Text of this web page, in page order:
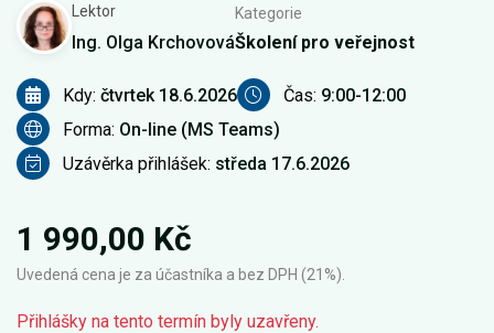
Lektor
Ing. Olga Krchovová
Kategorie
Školení pro veřejnost
Kdy: čtvrtek 18.6.2026 Čas: 9:00-12:00
Forma: On-line (MS Teams)
Uzávěrka přihlášek: středa 17.6.2026
1 990,00 Kč
Uvedená cena je za účastníka a bez DPH (21%).
Přihlášky na tento termín byly uzavřeny.